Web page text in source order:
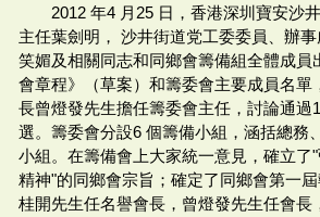
2012 年4 月25 日，香港深圳寶安沙
主任葉劍明， 沙井街道党工委委員、辦
笑媚及相關同志和同鄉會籌備組全體成
會章程》（草案）和籌委會主要成員名
長曾燈發先生擔任籌委會主任，討論通過
選。籌委會分設6 個籌備小組，涵括總務
小組。在籌備會上大家統一意見，確立
精神"的同鄉會宗旨；確定了同鄉會第一
桂開先生任名譽會長，曾燈發先生任會